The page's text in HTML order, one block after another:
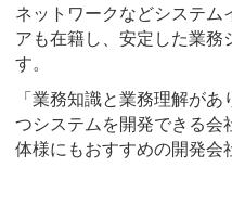
ネットワークなどシステム
アも在籍し、安定した業務
す。
「業務知識と業務理解が
つシステムを開発できる会
体様にもおすすめの開発会